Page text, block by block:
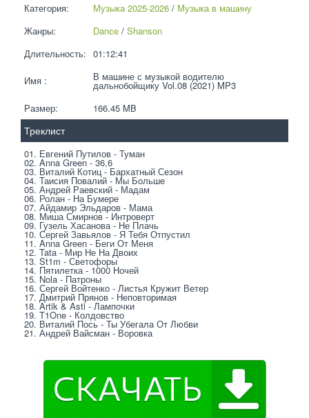
Категория:
Музыка 2025-2026 / Музыка в машину
Жанры:
Dance / Shanson
Длительность: 01:12:41
Имя : В машине с музыкой водителю
дальнобойщику Vol.08 (2021) MP3
Размер:
166.45 MB
Треклист
01. Евгений Путилов - Туман
02. Anna Green - 36,6
03. Виталий Котиц - Бархатный Сезон
04. Таисия Повалий - Мы Больше
05. Андрей Раевский - Мадам
06. Ролан - На Бумере
07. Айдамир Эльдаров - Мама
08. Миша Смирнов - Интроверт
09. Гузель Хасанова - Не Плачь
10. Сергей Завьялов - Я Тебя Отпустил
11. Anna Green - Беги От Меня
12. Tata - Мир Не На Двоих
13. St1m - Светофоры
14. Пятилетка - 1000 Ночей
15. Nola - Патроны
16. Сергей Войтенко - Листья Кружит Ветер
17. Дмитрий Прянов - Неповторимая
18. Artik & Asti - Лампочки
19. T1One - Колдовство
20. Виталий Пось - Ты Убегала От Любви
21. Андрей Вайсман - Воровка